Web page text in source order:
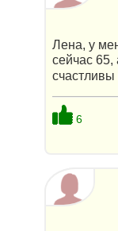
Лена, у
сейчас 65,
счастливы
6